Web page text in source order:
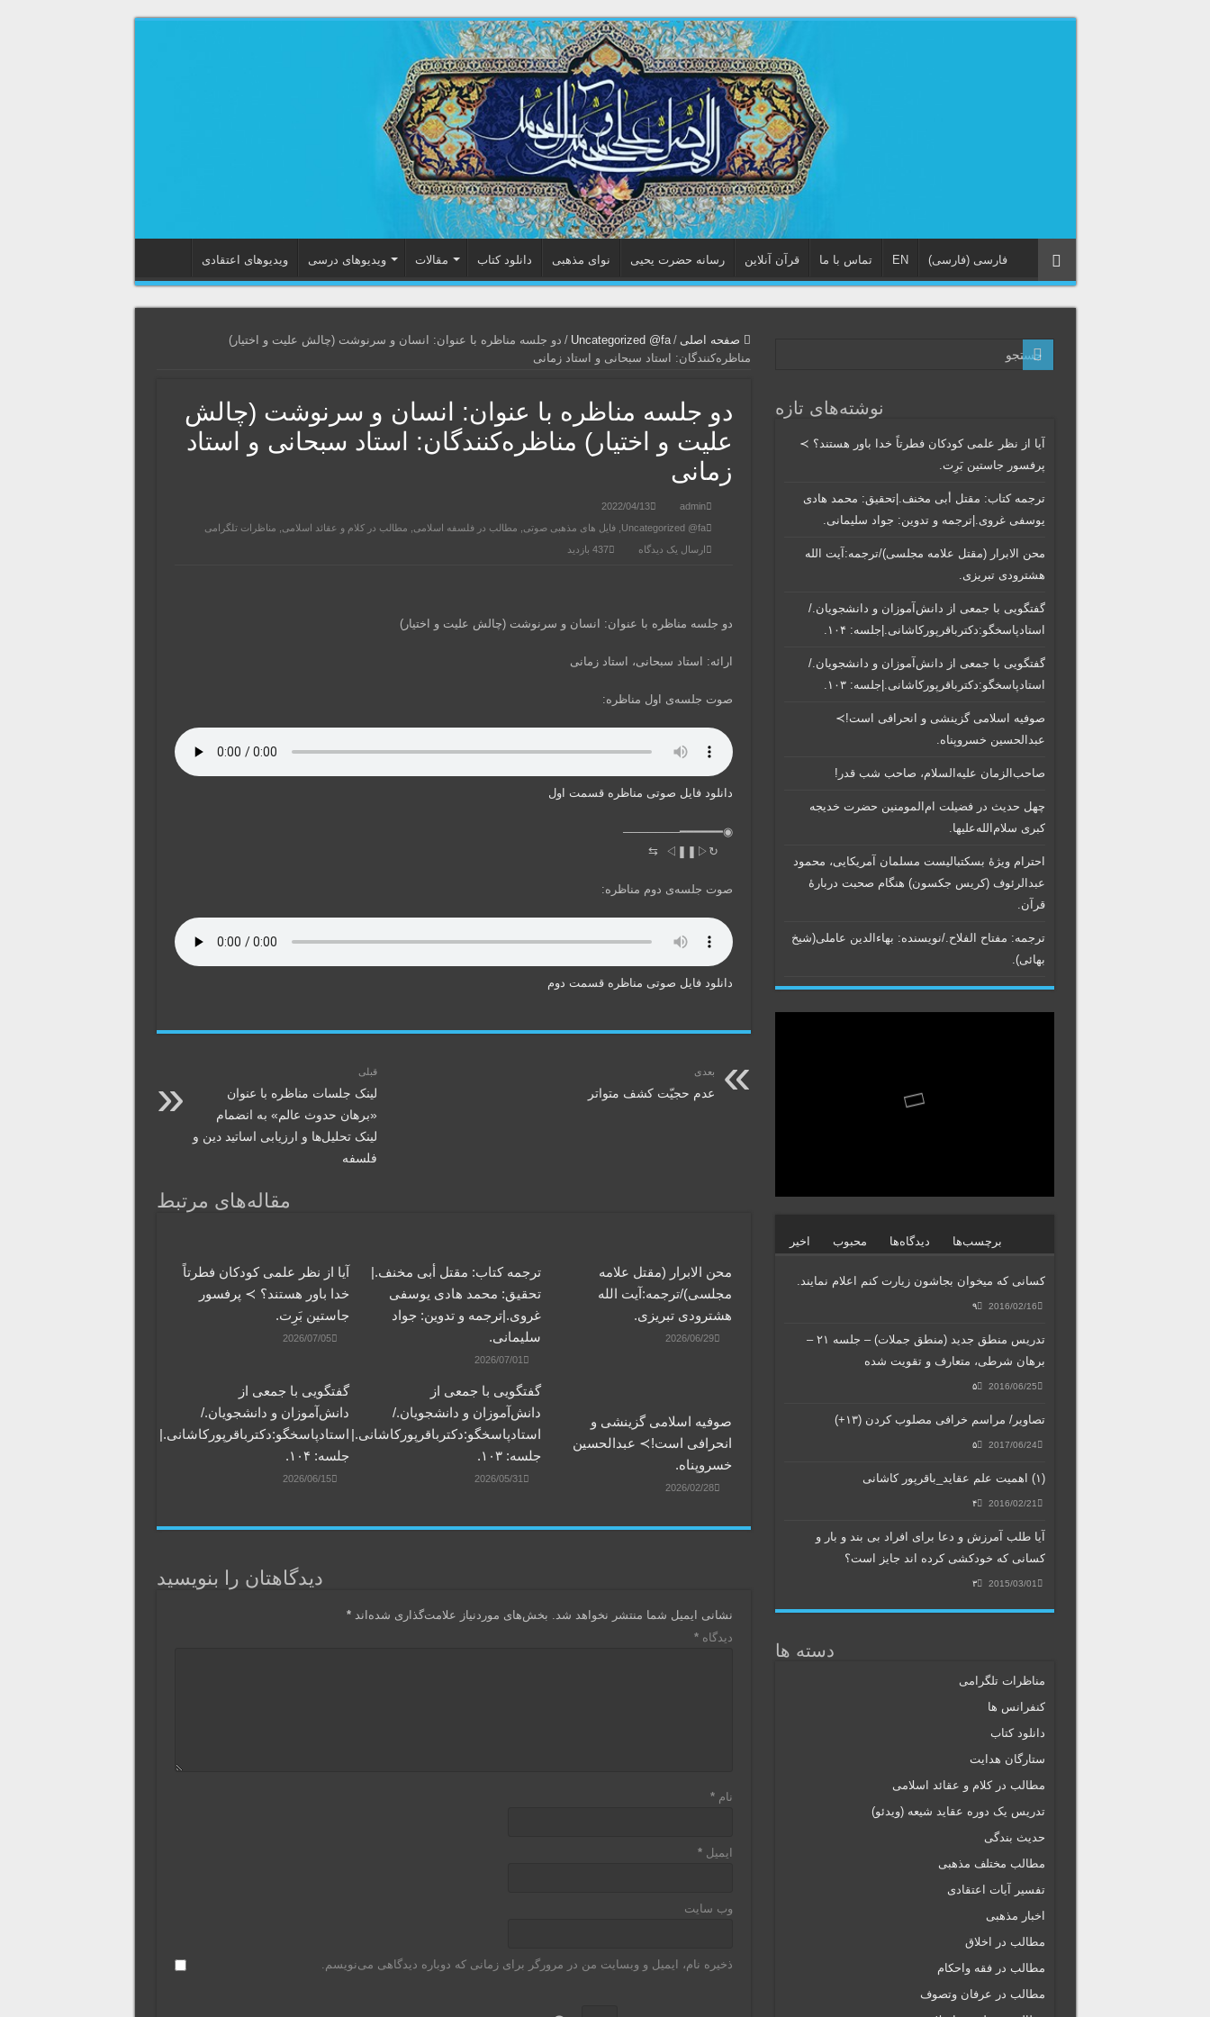
ویدیوهای اعتقادی ویدیوهای درسی مقالات دانلود کتاب نوای مذهبی رسانه حضرت یحیی قرآن آنلاین تماس با ما EN فارسی (فارسی)
صفحه اصلی /
Uncategorized @fa
/ دو جلسه مناظره با عنوان: انسان‌ و‌ سرنوشت (چالش علیت و اختیار)
مناظره‌کنندگان: استاد سبحانی و استاد زمانی
دو جلسه مناظره با عنوان: انسان‌ و‌ سرنوشت (چالش
علیت و اختیار) مناظره‌کنندگان: استاد سبحانی و استاد
زمانی
admin
2022/04/13
Uncategorized @fa
,فایل های مذهبی صوتی مطالب در فلسفه اسلامی مطالب در کلام و عقائد اسلامی
مناظرات تلگرامی
ارسال یک دیدگاه
437 بازدید
دو جلسه مناظره با عنوان: انسان و سرنوشت (چالش علیت و اختیار)
ارائه: استاد سبحانی، استاد زمانی
صوت جلسه‌ی اول مناظره:
دانلود فایل صوتی مناظره قسمت اول
◉━━━━━━───────
↻ㅤ ◁ㅤㅤ❚❚ㅤㅤ▷ㅤㅤ⇆
صوت جلسه‌ی دوم مناظره:
دانلود فایل صوتی مناظره قسمت دوم
قبلی
لینک جلسات مناظره با عنوان
«برهان حدوث عالم» به انضمام
لینک تحلیل‌‌ها و ارزیابی اساتید دین و
فلسفه
بعدی
عدم حجیّت کشف متواتر
مقاله‌های مرتبط
آیا از نظر علمی کودکان فطرتاً
خدا باور هستند؟ ≻ پرفسور
جاستین بَرِت.
2026/07/05
ترجمه کتاب: مقتل أبی مخنف.|
تحقیق: محمد هادی یوسفی
غروی.|ترجمه و تدوین: جواد
سلیمانی.
2026/07/01
محن الابرار (مقتل علامه
مجلسی)/ترجمه:آیت الله
هشترودی تبریزی.
2026/06/29
گفتگویی‌ با جمعی‌ از
دانش‌آموزان‌ و دانشجویان./
استادپاسخگو:دکترباقر‌پورکاشانی.|
جلسه: ۱۰۴.
2026/06/15
گفتگویی‌ با جمعی‌ از
دانش‌آموزان‌ و دانشجویان./
استادپاسخگو:دکترباقر‌پورکاشانی.|
جلسه: ۱۰۳.
2026/05/31
صوفیه اسلامی گزینشی و
انحرافی است!≻ عبدالحسین
خسروپناه.
2026/02/28
دیدگاهتان را بنویسید
نشانی ایمیل شما منتشر نخواهد شد. بخش‌های موردنیاز علامت‌گذاری شده‌اند*
دیدگاه*
نام*
ایمیل*
وب‌ سایت
ذخیره نام، ایمیل و وبسایت من در مرورگر برای زمانی که دوباره دیدگاهی می‌نویسم.
نوشته‌های تازه
آیا از نظر علمی کودکان فطرتاً خدا باور هستند؟ ≻
پرفسور جاستین بَرِت.
ترجمه کتاب: مقتل أبی مخنف.|تحقیق: محمد هادی
یوسفی غروی.|ترجمه و تدوین: جواد سلیمانی.
محن الابرار (مقتل علامه مجلسی)/ترجمه:آیت الله
هشترودی تبریزی.
گفتگویی‌ با جمعی‌ از دانش‌آموزان‌ و دانشجویان./
استادپاسخگو:دکترباقر‌پورکاشانی.|جلسه: ۱۰۴.
گفتگویی‌ با جمعی‌ از دانش‌آموزان‌ و دانشجویان./
استادپاسخگو:دکترباقر‌پورکاشانی.|جلسه: ۱۰۳.
صوفیه اسلامی گزینشی و انحرافی است!≻
عبدالحسین خسروپناه.
صاحب‌الزمان علیه‌السلام، صاحب شب قدر!
چهل حدیث در فضیلت ام‌المومنین حضرت خدیجه
کبری سلام‌الله‌علیها.
احترام ویژۀ بسکتبالیست مسلمان آمریکایی، محمود
عبدالرئوف (کریس جکسون) هنگام صحبت دربارۀ
قرآن.
ترجمه: مفتاح الفلاح./نویسنده:‌ بهاء‌الدین عاملی‌(شیخ
بهائی).
اخیر محبوب دیدگاه‌ها برچسب‌ها
کسانی که میخوان بجاشون زیارت کنم اعلام نمایند.
2016/02/16 ۹
تدریس منطق جدید (منطق جملات) – جلسه ۲۱ –
برهان شرطی، متعارف و تقویت شده
2016/06/25 ۵
تصاویر/ مراسم خرافی مصلوب کردن (۱۳+)
2017/06/24 ۵
(۱) اهمیت علم عقاید_باقرپور کاشانی
2016/02/21 ۴
آیا طلب آمرزش و دعا برای افراد بی بند و بار و
کسانی که خودکشی کرده اند جایز است؟
2015/03/01 ۳
دسته ها
مناظرات تلگرامی
کنفرانس ها
دانلود کتاب
ستارگان هدایت
مطالب در کلام و عقائد اسلامی
تدریس یک دوره عقاید شیعه (ویدئو)
حدیث بندگی
مطالب مختلف مذهبی
تفسیر آیات اعتقادی
اخبار مذهبی
مطالب در اخلاق
مطالب در فقه واحکام
مطالب در عرفان وتصوف